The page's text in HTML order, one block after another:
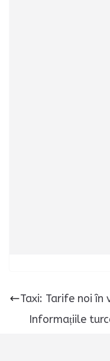
Taxi: Tarife noi în
Informațiile